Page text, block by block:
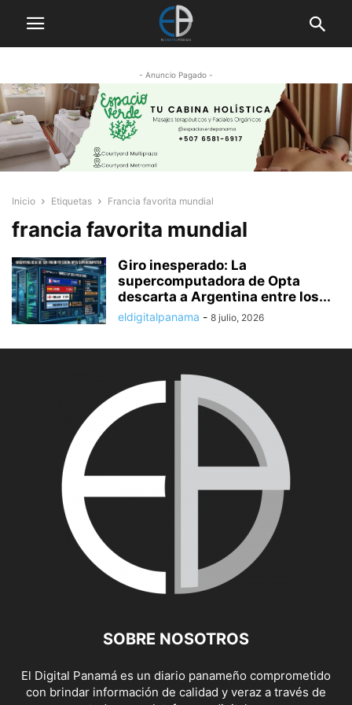
- Anuncio Pagado -
Inicio Etiquetas Francia favorita mundial
francia favorita mundial
Giro inesperado: La
supercomputadora de Opta
descarta a Argentina entre los...
eldigitalpanama - 8 julio, 2026
SOBRE NOSOTROS
El Digital Panamá es un diario panameño comprometido
con brindar información de calidad y veraz a través de